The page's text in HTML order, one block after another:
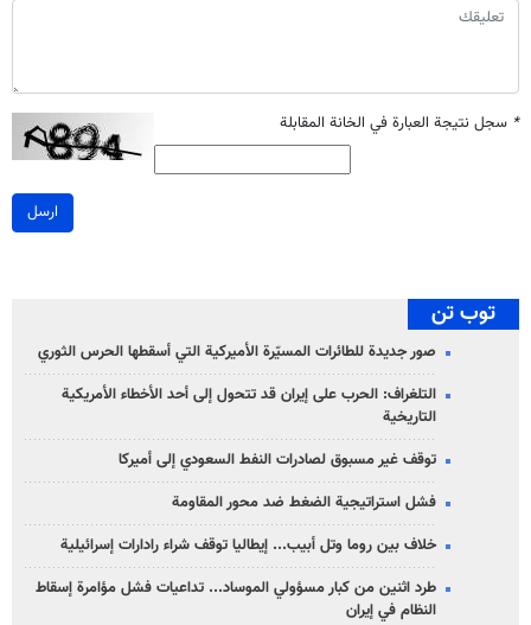
* سجل نتيجة العبارة في الخانة المقابلة
ارسل
توب تن
صور جديدة للطائرات المسيّرة الأميركية التي أسقطها الحرس الثوري
التلغراف: الحرب على إيران قد تتحول إلى أحد الأخطاء الأمريكية
التاريخية
توقف غير مسبوق لصادرات النفط السعودي إلى أميركا
فشل استراتيجية الضغط ضد محور المقاومة
خلاف بين روما وتل أبيب... إيطاليا توقف شراء رادارات إسرائيلية
طرد اثنين من كبار مسؤولي الموساد... تداعيات فشل مؤامرة إسقاط
النظام في إيران